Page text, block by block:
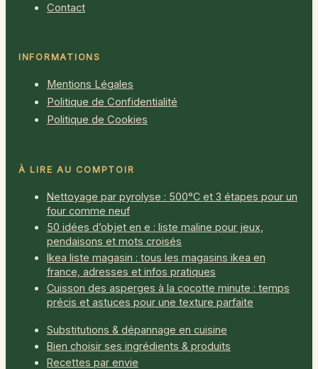
Contact
INFORMATIONS
Mentions Légales
Politique de Confidentialité
Politique de Cookies
À LIRE AU COMPTOIR
Nettoyage par pyrolyse : 500°C et 3 étapes pour un
four comme neuf
50 idées d’objet en e : liste maline pour jeux,
pendaisons et mots croisés
Ikea liste magasin : tous les magasins ikea en
france, adresses et infos pratiques
Cuisson des asperges à la cocotte minute : temps
précis et astuces pour une texture parfaite
Substitutions & dépannage en cuisine
Bien choisir ses ingrédients & produits
Recettes par envie